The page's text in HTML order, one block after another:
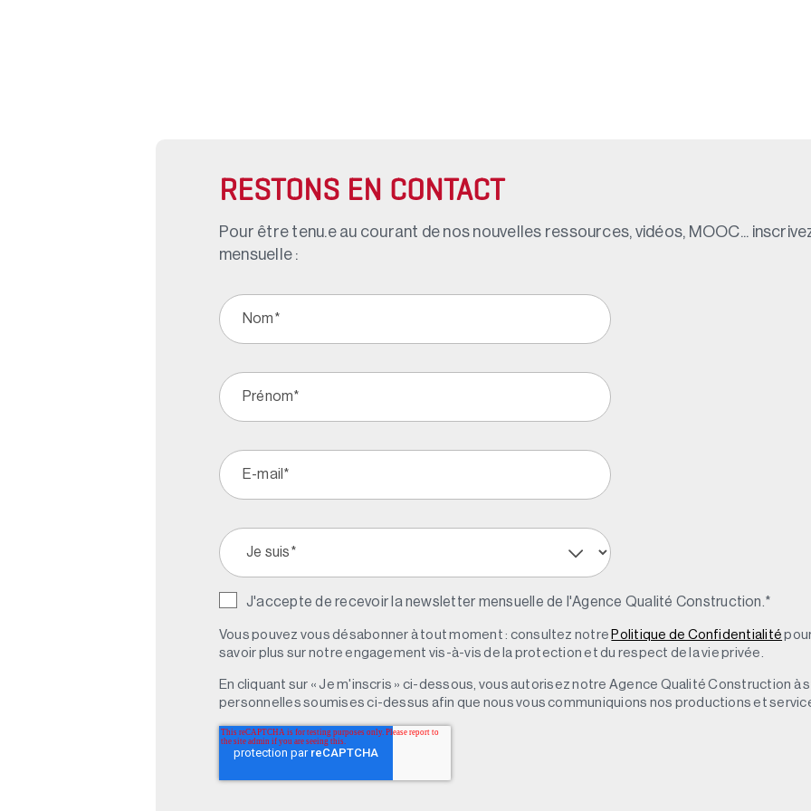
RESTONS EN CONTACT
Pour être tenu.e au courant de nos nouvelles ressources, vidéos, MOOC...
mensuelle :
J'accepte de recevoir la newsletter mensuelle de l'Agence Qualité Construction. *
Vous pouvez vous désabonner à tout moment : consultez notre Politique de Confidentialité
savoir plus sur notre engagement vis-à-vis de la protection et du respect de la vie privée.
En cliquant sur « Je m'inscris » ci-dessous, vous autorisez notre Agence Qualité Construction
personnelles soumises ci-dessus afin que nous vous communiquions nos productions et